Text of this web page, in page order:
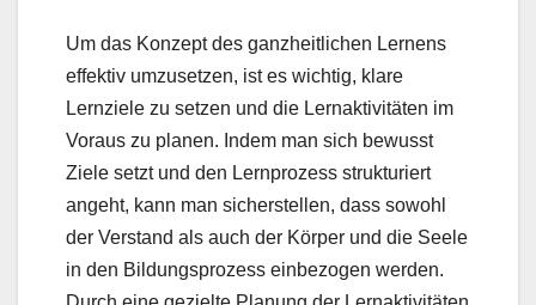
Um das Konzept des ganzheitlichen Lernens
effektiv umzusetzen, ist es wichtig, klare
Lernziele zu setzen und die Lernaktivitäten im
Voraus zu planen. Indem man sich bewusst
Ziele setzt und den Lernprozess strukturiert
angeht, kann man sicherstellen, dass sowohl
der Verstand als auch der Körper und die Seele
in den Bildungsprozess einbezogen werden.